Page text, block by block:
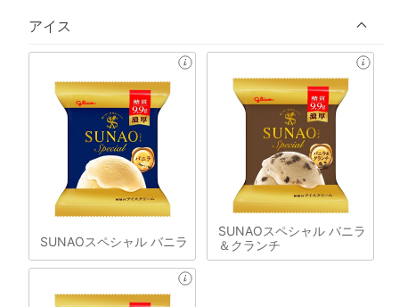
アイス
SUNAOスペシャル バニラ
SUNAOスペシャル バニラ
＆クランチ